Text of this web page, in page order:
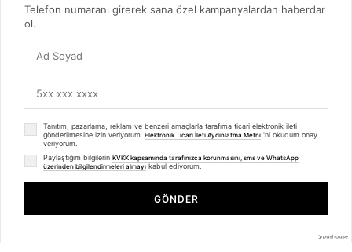
Müşteri İlişkileri
Sosyal Medya
betulbabacan.com- Tüm Hakları Saklıdır.
Telefon numaranı girerek sana özel kampanyalardan haberdar
ol.
Tanıtım, pazarlama, reklam ve benzeri amaçlarla tarafıma ticari elektronik ileti
gönderilmesine izin veriyorum. Elektronik Ticari İleti Aydınlatma Metni 'ni okudum onay
veriyorum.
Paylaştığım bilgilerin KVKK kapsamında tarafınızca korunmasını, sms ve WhatsApp
üzerinden bilgilendirmeleri almayı kabul ediyorum.
GÖNDER